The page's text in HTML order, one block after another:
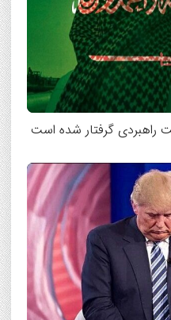
راهبردی گرفتار شده است